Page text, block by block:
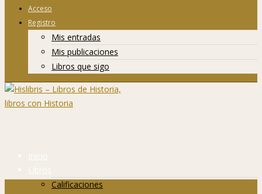
Acceso
Registro
Mis entradas
Mis publicaciones
Libros que sigo
Inicio
Libros
Calificaciones